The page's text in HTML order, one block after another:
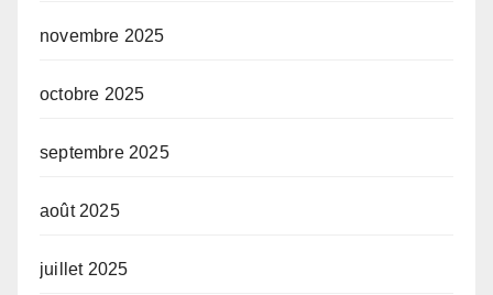
novembre 2025
octobre 2025
septembre 2025
août 2025
juillet 2025